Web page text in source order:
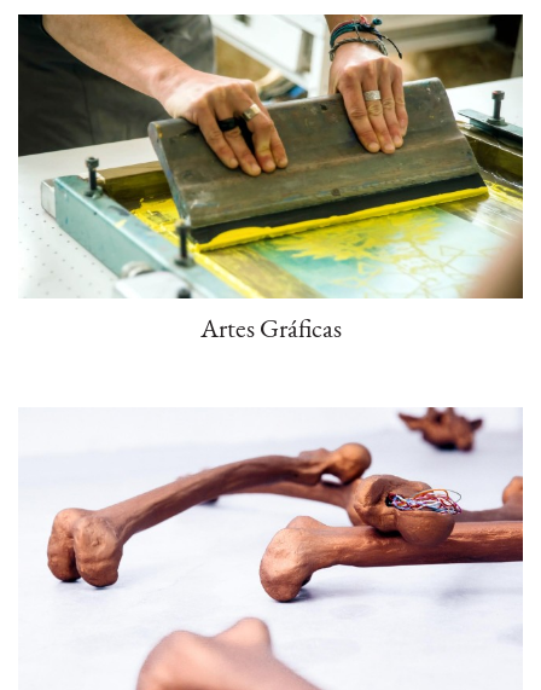
Artes Gráficas